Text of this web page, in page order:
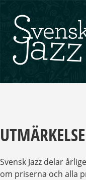
Svensk Jazz delar
om priserna och alla